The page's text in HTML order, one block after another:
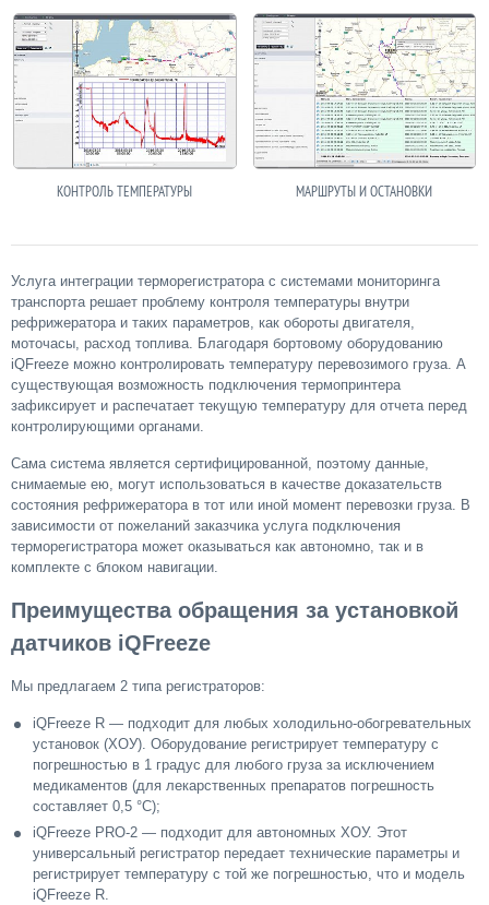
КОНТРОЛЬ ТЕМПЕРАТУРЫ МАРШРУТЫ И ОСТАНОВКИ
Услуга интеграции терморегистратора с системами мониторинга
транспорта решает проблему контроля температуры внутри
рефрижератора и таких параметров, как обороты двигателя,
моточасы, расход топлива. Благодаря бортовому оборудованию
iQFreeze можно контролировать температуру перевозимого груза. А
существующая возможность подключения термопринтера
зафиксирует и распечатает текущую температуру для отчета перед
контролирующими органами.
Сама система является сертифицированной, поэтому данные,
снимаемые ею, могут использоваться в качестве доказательств
состояния рефрижератора в тот или иной момент перевозки груза. В
зависимости от пожеланий заказчика услуга подключения
терморегистратора может оказываться как автономно, так и в
комплекте с блоком навигации.
Преимущества обращения за установкой
датчиков iQFreeze
Мы предлагаем 2 типа регистраторов:
iQFreeze R — подходит для любых холодильно-обогревательных
установок (ХОУ). Оборудование регистрирует температуру с
погрешностью в 1 градус для любого груза за исключением
медикаментов (для лекарственных препаратов погрешность
составляет 0,5 °С);
iQFreeze PRO-2 — подходит для автономных ХОУ. Этот
универсальный регистратор передает технические параметры и
регистрирует температуру с той же погрешностью, что и модель
iQFreeze R.